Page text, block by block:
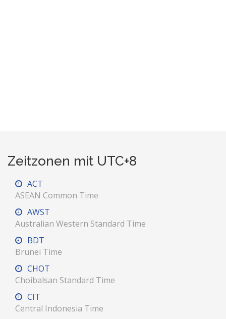
Zeitzonen mit UTC+8
ACT
ASEAN Common Time
AWST
Australian Western Standard Time
BDT
Brunei Time
CHOT
Choibalsan Standard Time
CIT
Central Indonesia Time